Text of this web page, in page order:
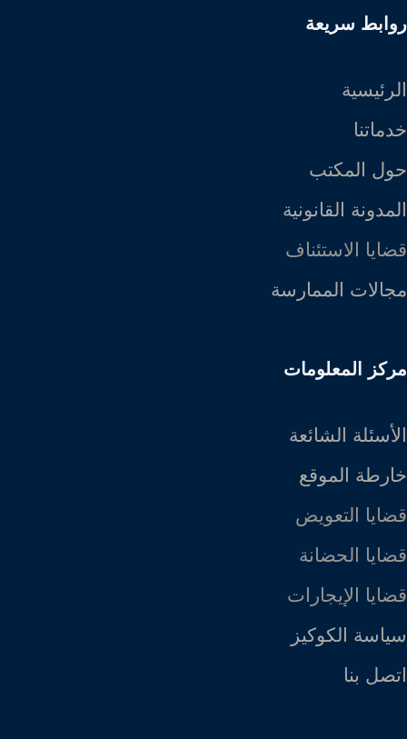
روابط سريعة
الرئيسية
خدماتنا
حول المكتب
المدونة القانونية
قضايا الاستئناف
مجالات الممارسة
مركز المعلومات
الأسئلة الشائعة
خارطة الموقع
قضايا التعويض
قضايا الحضانة
قضايا الإيجارات
سياسة الكوكيز
اتصل بنا